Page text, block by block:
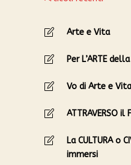
Arte e Vita
Per L’ARTE
Vo di Arte e Vita
ATTRAVERSO il
La CULTURA o
immersi